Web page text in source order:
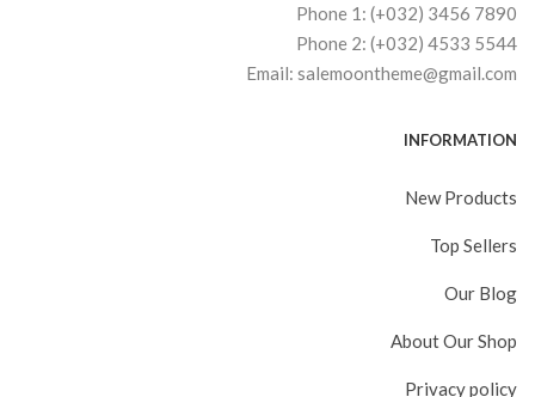
Phone 1: (+032) 3456 7890
Phone 2: (+032) 4533 5544
Email: salemoontheme@gmail.com
INFORMATION
New Products
Top Sellers
Our Blog
About Our Shop
Privacy policy